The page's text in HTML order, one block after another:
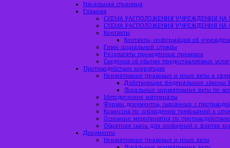
Начальная страница
Главная
СХЕМА РАСПОЛОЖЕНИЯ УЧРЕЖДЕНИЯ НА
СХЕМА РАСПОЛОЖЕНИЯ УЧРЕЖДЕНИЯ НА
Контакты
Контакты, информация об
Гимн социальной службы
Результаты проведённых проверок
Сведения об объеме предоставляемых
Противодействие коррупции
Нормативные правовые и иные акты в
Действующие федеральные законы
Локальные нормативные акты по
Методические материалы
Формы документов, связанных с
Комиссия по соблюдению требований к
Основные мероприятия по
Обратная связь для сообщений о фактах
Документы
Нормативные правовые и иные акты